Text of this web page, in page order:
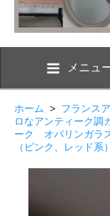
メニュ
ホーム > フランス
ロなアンティーク調
ーク オパリンガラ
（ピンク、レッド系）